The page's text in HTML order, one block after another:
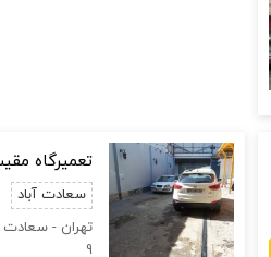
تعمیرگاه
سعادت آباد
تهران - سعادت
9